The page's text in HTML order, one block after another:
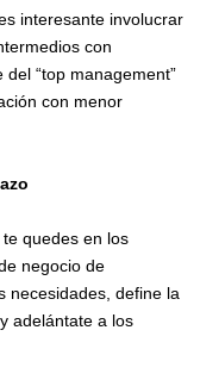
interesante involucrar
con
“top management”
con menor
quedes en los
negocio de
necesidades, define la
adelántate a los